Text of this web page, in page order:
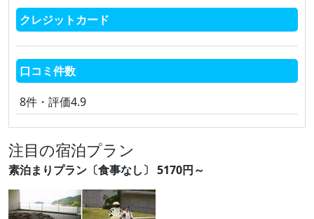
クレジットカード
口コミ件数
8件・評価4.9
注目の宿泊プラン
素泊まりプラン〔食事なし〕 5170円～